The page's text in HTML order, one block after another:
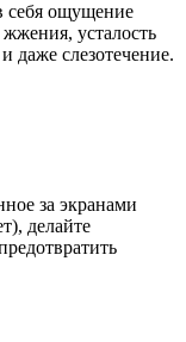
себя ощущение
жжения, усталость
даже слезотечение.
за экранами
делайте